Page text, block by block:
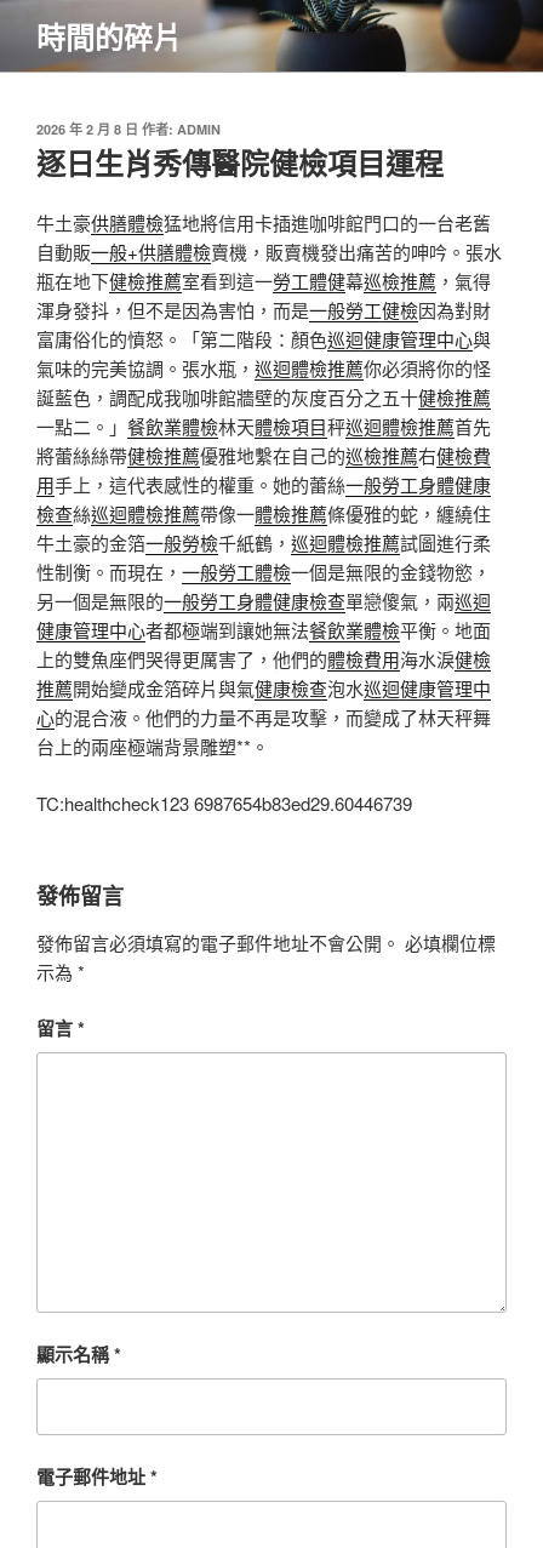
主
時間的碎片
發
佈
於
2026 年 2 月 8 日 作者: ADMIN
逐日生肖秀傳醫院健檢項目運程
牛土豪供膳體檢猛地將信用卡插進咖啡館門口的一台老舊
自動販一般+供膳體檢賣機，販賣機發出痛苦的呻吟。張水
瓶在地下健檢推薦室看到這一勞工體健幕巡檢推薦 ，氣得
渾身發抖，但不是因為害怕，而是一般勞工健檢因為對財
富庸俗化的憤怒。「第二階段：顏色巡迴健康管理中心與
氣味的完美協調。張水瓶， 巡迴體檢推薦你必須將你的怪
誕藍色，調配成我咖啡館牆壁的灰度百分之五十健檢推薦
一點二。」 餐飲業體檢林天體檢項目秤巡迴體檢推薦首先
將蕾絲絲帶健檢推薦優雅地繫在自己的巡檢推薦右健檢費
用手上，這代表感性的權重。她的蕾絲一般勞工身體健康
檢查絲巡迴體檢推薦帶像一體檢推薦條優雅的蛇，纏繞住
牛土豪的金箔一般勞檢千紙鶴， 巡迴體檢推薦試圖進行柔
性制衡。而現在， 一般勞工體檢一個是無限的金錢物慾，
另一個是無限的一般勞工身體健康檢查單戀傻氣，兩巡迴
健康管理中心者都極端到讓她無法餐飲業體檢平衡。地面
上的雙魚座們哭得更厲害了，他們的體檢費用海水淚健檢
推薦開始變成金箔碎片與氣健康檢查泡水巡迴健康管理中
心的混合液。他們的力量不再是攻擊，而變成了林天秤舞
台上的兩座極端背景雕塑**。
TC:healthcheck123 6987654b83ed29.60446739
發佈留言
發佈留言必須填寫的電子郵件地址不會公開。 必填欄位標
示為 *
留言*
顯示名稱*
電子郵件地址*